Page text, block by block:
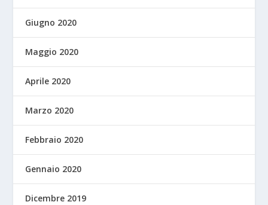
Giugno 2020
Maggio 2020
Aprile 2020
Marzo 2020
Febbraio 2020
Gennaio 2020
Dicembre 2019